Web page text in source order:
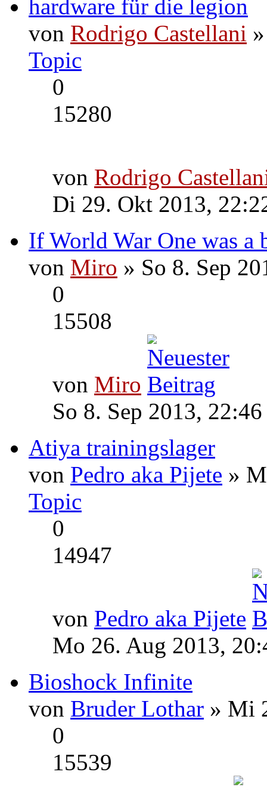
hardware für die legion
von Rodrigo Castellani
Topic
0
15280
von Rodrigo
Di 29. Okt 2013,
If World War One was a
von Miro » So 8. Sep
0
15508
von Miro
So 8. Sep 2013, 22:46
Atiya trainingslager
von Pedro aka Pijete »
Topic
0
14947
von Pedro aka Pijete
Mo 26. Aug 2013,
Bioshock Infinite
von Bruder Lothar » Mi
0
15539